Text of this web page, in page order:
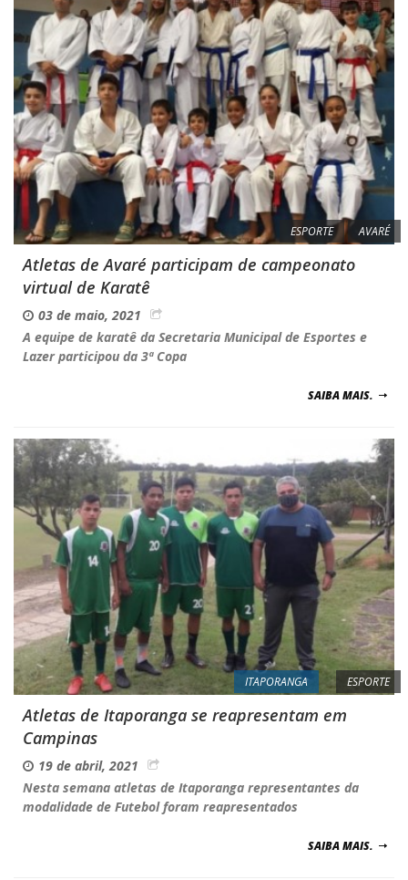
ESPORTE AVARÉ
Atletas de Avaré participam de campeonato
virtual de Karatê
03 de maio, 2021
A equipe de karatê da Secretaria Municipal de Esportes e
Lazer participou da 3ª Copa
SAIBA MAIS.
ITAPORANGA ESPORTE
Atletas de Itaporanga se reapresentam em
Campinas
19 de abril, 2021
Nesta semana atletas de Itaporanga representantes da
modalidade de Futebol foram reapresentados
SAIBA MAIS.